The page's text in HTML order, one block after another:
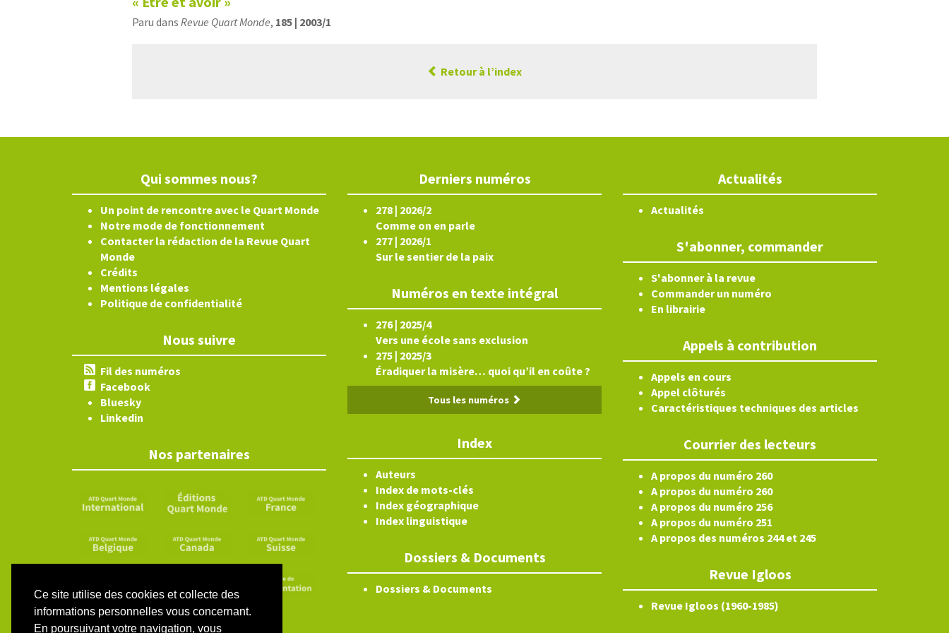
Ce site utilise des cookies et collecte des
informations personnelles vous concernant.
En poursuivant votre navigation, vous
Paru dans Revue Quart Monde, 185 | 2003/1
Retour à l’index
Qui sommes nous?
Un point de rencontre avec le Quart Monde
Notre mode de fonctionnement
Contacter la rédaction de la Revue Quart
Monde
Crédits
Mentions légales
Politique de confidentialité
Nous suivre
Fil des numéros
Facebook
Bluesky
Linkedin
Nos partenaires
Derniers numéros
278 | 2026/2
Comme on en parle
277 | 2026/1
Sur le sentier de la paix
Numéros en texte intégral
276 | 2025/4
Vers une école sans exclusion
275 | 2025/3
Éradiquer la misère… quoi qu’il en coûte ?
Tous les numéros
Index
Auteurs
Index de mots-clés
Index géographique
Index linguistique
Dossiers & Documents
Dossiers & Documents
Actualités
Actualités
S'abonner, commander
S'abonner à la revue
Commander un numéro
En librairie
Appels à contribution
Appels en cours
Appel clôturés
Caractéristiques techniques des articles
Courrier des lecteurs
A propos du numéro 260
A propos du numéro 260
A propos du numéro 256
A propos du numéro 251
A propos des numéros 244 et 245
Revue Igloos
Revue Igloos (1960-1985)